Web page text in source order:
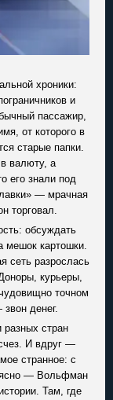
хроники:
и
пассажир,
от которого в
старые папки.
валюту, а
его знали под
— мрачная
торговал.
обсуждать
мешок картошки.
сеть разрослась
курьеры,
точном
денег.
разных стран
И вдруг —
странное: с
ясно — Вольфман
Там, где